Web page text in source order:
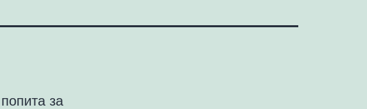
за